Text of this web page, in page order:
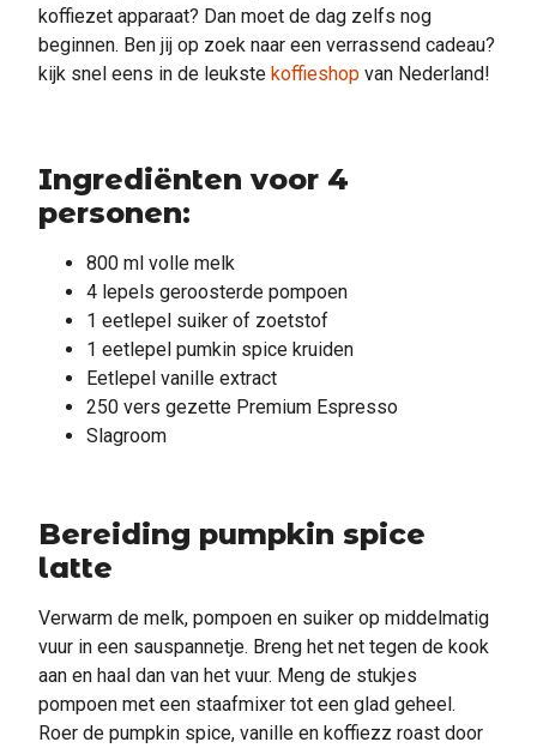
koffiezet apparaat? Dan moet de dag zelfs nog
beginnen. Ben jij op zoek naar een verrassend cadeau?
kijk snel eens in de leukste koffieshop van Nederland!
Ingrediënten voor 4
personen:
800 ml volle melk
4 lepels geroosterde pompoen
1 eetlepel suiker of zoetstof
1 eetlepel pumkin spice kruiden
Eetlepel vanille extract
250 vers gezette Premium Espresso
Slagroom
Bereiding pumpkin spice
latte
Verwarm de melk, pompoen en suiker op middelmatig
vuur in een sauspannetje. Breng het net tegen de kook
aan en haal dan van het vuur. Meng de stukjes
pompoen met een staafmixer tot een glad geheel.
Roer de pumpkin spice, vanille en koffiezz roast door